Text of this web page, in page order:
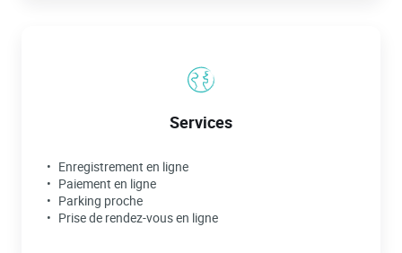
Services
Enregistrement en ligne
Paiement en ligne
Parking proche
Prise de rendez-vous en ligne